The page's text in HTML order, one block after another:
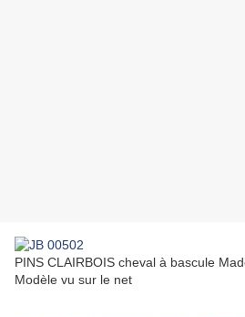
PINS CLAIRBOIS cheval à bascule
Modèle vu sur le net